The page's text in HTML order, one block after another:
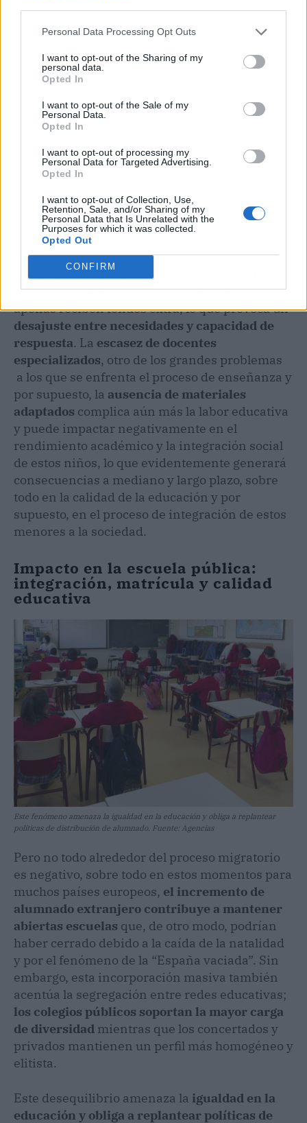
Personal Data Processing Opt Outs
I want to opt-out of the Sharing of my
personal data.
Opted In
I want to opt-out of the Sale of my
Personal Data.
Opted In
I want to opt-out of processing my
Personal Data for Targeted Advertising.
Opted In
I want to opt-out of Collection, Use,
Retention, Sale, and/or Sharing of my
Personal Data that Is Unrelated with the
Purposes for which it was collected.
Opted Out
CONFIRM
Publicidad
Mientras que algunos centros cuentan con
programas de refuerzo y apoyo lingüístico, otros
apenas reciben fondos extra, lo que provoca un
desajuste entre necesidades y capacidad de
respuesta. La escasez de docentes
especializados, otro de los grandes problemas
a los que se enfrenta el proceso de enseñanza y
por supuesto, la ausencia de materiales
adaptados complica aún más la labor educativa
y puede impactar negativamente en el
rendimiento académico y la integración social
de estos niños, lo que evidentemente generará
consecuencias a mediano y largo plazo, sobre
todo en la calidad de la educación y por
supuesto, en el proceso de integración de estos
menores a la sociedad.
Impacto en la escuela pública:
integración, matrícula y calidad
educativa
Este fenómeno amenaza la igualdad en la educación y obliga a replantear
políticas de distribución de alumnado. Fuente: Agencias
Pero no todo alrededor del proceso migratorio
es negativo, sobre todo en estos momentos para
muchos países europeos, el incremento de
alumnado extranjero contribuye a mantener
abiertas escuelas que, de otro modo, podrían
haber cerrado debido a la caída de la natalidad
y por el fenómeno de la “España vaciada”. Sin
embargo, esta incorporación masiva también
acentúa la segregación entre redes educativas;
los colegios públicos soportan la mayor carga
de diversidad mientras que los concertados y
privados mantienen un perfil más homogéneo y
elitista.
Este desequilibrio amenaza la igualdad en la
educación y obliga a replantear políticas de